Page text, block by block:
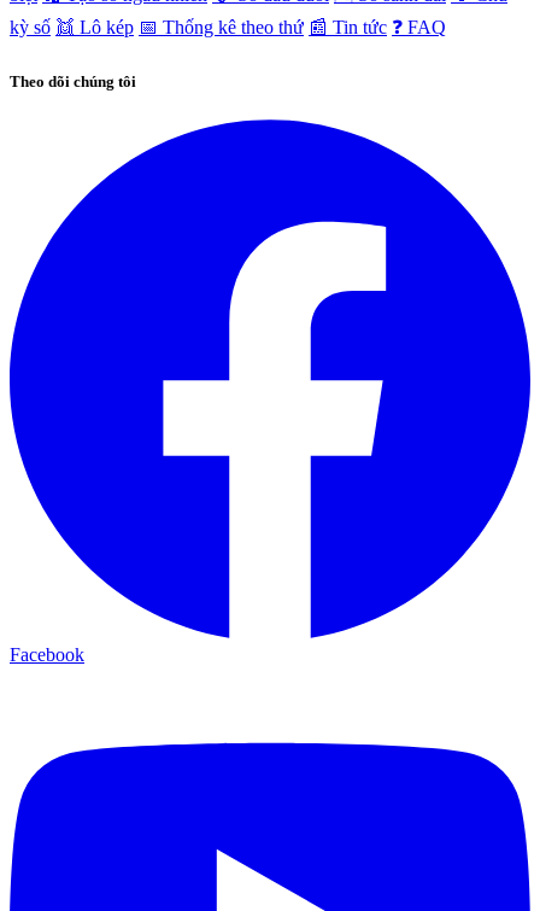
kỳ số 👯 Lô kép 📅 Thống kê theo thứ 📰 Tin tức ❓ FAQ
Theo dõi chúng tôi
Facebook